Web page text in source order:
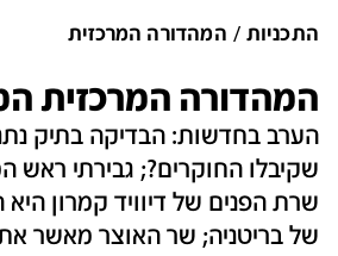
התכניות המהדורה המרכזית
המהדורה המרכזית
הערב בחדשות: הבדיקה בתיק
שקיבלו החוקרים?; גבירתי ראש
שרת הפנים של דיוויד קמרון
של בריטניה; שר האוצר מאשר